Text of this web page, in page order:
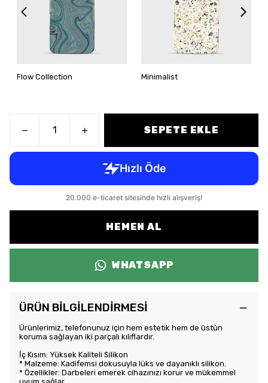
Flow Collection Minimalist
SEPETE EKLE
HEMEN AL
WHATSAPP
ÜRÜN BİLGİLENDİRMESİ
Ürünlerimiz, telefonunuz için hem estetik hem de üstün
koruma sağlayan iki parçalı kılıflardır.
İç Kısım: Yüksek Kaliteli Silikon
* Malzeme: Kadifemsi dokusuyla lüks ve dayanıklı silikon.
* Özellikler: Darbeleri emerek cihazınızı korur ve mükemmel